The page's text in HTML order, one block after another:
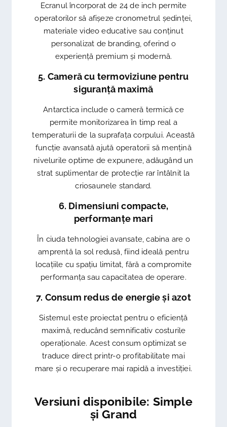
Ecranul încorporat de 24 de inch permite
operatorilor să afișeze cronometrul ședinței,
materiale video educative sau conținut
personalizat de branding, oferind o
experiență premium și modernă.
5. Cameră cu termoviziune pentru
siguranță maximă
Antarctica include o cameră termică ce
permite monitorizarea în timp real a
temperaturii de la suprafața corpului. Această
funcție avansată ajută operatorii să mențină
nivelurile optime de expunere, adăugând un
strat suplimentar de protecție rar întâlnit la
criosaunele standard.
6. Dimensiuni compacte,
performanțe mari
În ciuda tehnologiei avansate, cabina are o
amprentă la sol redusă, fiind ideală pentru
locațiile cu spațiu limitat, fără a compromite
performanța sau capacitatea de operare.
7. Consum redus de energie și azot
Sistemul este proiectat pentru o eficiență
maximă, reducând semnificativ costurile
operaționale. Acest consum optimizat se
traduce direct printr-o profitabilitate mai
mare și o recuperare mai rapidă a investiției.
Versiuni disponibile: Simple
și Grand